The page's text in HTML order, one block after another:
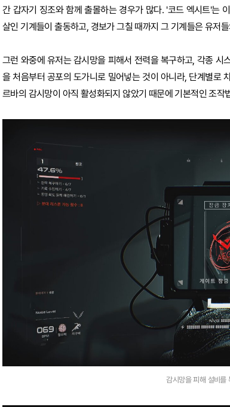
간 갑자기 징조와 함께 출몰하는 경우가 많다. '코드 엑시트'는
살인 기계들이 출동하고, 경보가 그칠 때까지 그 기계들은 유저
그런 와중에 유저는 감시망을 피해서 전력을 복구하고, 각종
을 처음부터 공포의 도가니로 밀어넣는 것이 아니라, 단계별로
르바의 감시망이 아직 활성화되지 않았기 때문에 기본적인 조
감시망을 피해 설비